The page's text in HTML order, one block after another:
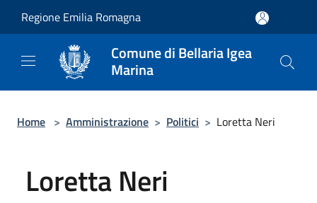
Regione Emilia Romagna
Comune di Bellaria Igea
Marina
Home > Amministrazione > Politici > Loretta Neri
Loretta Neri